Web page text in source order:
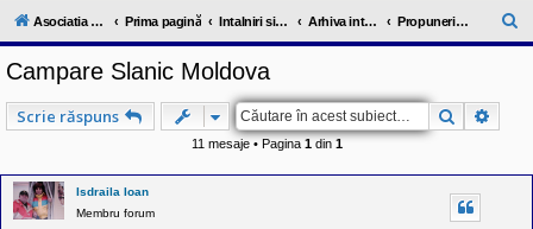
l
u
V
c
o
i
t
a
Asociatia ClubRV-RO Prima pagină Intalniri si excursii in cadrul comunitatii Arhiva intalnirilor trecute 2006-2012 Propuneri intalniri 2012
ă
Campare Slanic Moldova
Scrie răspuns Căutare
11 mesaje • Pagina 1din 1
Isdraila Ioan
Membru forum